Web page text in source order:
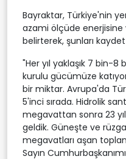
Bayraktar, Türkiye'nin
azami ölçüde enerjisine
belirterek, şunları
"Her yıl yaklaşık 7 bin-
kurulu gücümüze
bir miktar. Avrupa'da
5'inci sırada. Hidrolik
megavattan sonra 23
geldik. Güneşte ve
megavatları aşan
Sayın